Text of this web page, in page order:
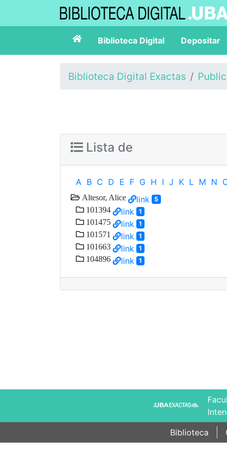
Biblioteca Digital Depositar
Biblioteca Digital Exactas
Lista de
A B C D E F G H I J K L M N
Altesor, Alice link 5
101394 link 1
101475 link 1
101571 link 1
101663 link 1
104896 link 1
Biblioteca